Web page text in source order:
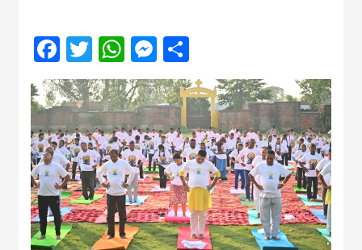
news,
khabar
Facebook
Twitter
WhatsApp
Messenger